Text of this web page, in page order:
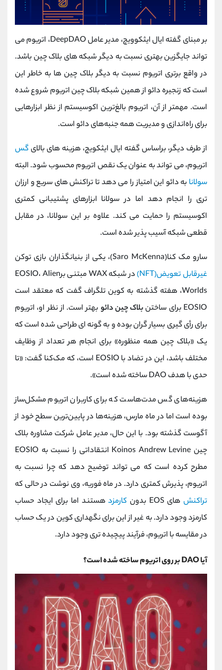
بر مبنای گفته ایال ایثکوویچ، مدیر عامل DeepDAO، اتریوم می
تواند جایگزین بهتری نسبت به دیگر شبکه های بلاک چین باشد.
در واقع برتری اتریوم نسبت به دیگر بلاک چین ها به خاطر این
است که زنجیره دائو از همین شبکه بلاک چین اتریوم شروع شده
است. مهمتر از آن، اتریوم بالغ‌ترین اکوسیستم از نظر ابزارهایی
برای راه‌اندازی و مدیریت همه جنبه‌های دائو است.
از طرف دیگر، براساس گفته ایال ایثکویچ، هزینه های بالایگس
اتریوم، می تواند به عنوان یک نقص اتریوم محسوب شود. البته
سولانا به دائو این امتیاز را می دهد تا تراکنش های سریع و ارزان
تری را انجام دهد اما در سولانا ابزارهای پشتیبانی کمتری
اکوسیستم را حمایت می کند. علاوه بر این سولانا، در مقابل
قطعی شبکه آسیب پذیر شده است.
سارو مک کنا(Saro McKenna)، یکی از بنیانگذاران بازی توکن
غیرقابل تعویض(NFT)
در شبکه WAX مبتنی برEOSIO، Alien
Worlds، هفته گذشته به کوین تلگراف گفت که معتقد است
EOSIO برای ساختن
بلاک چین دائو بهتر است. از نظر او، اتریوم
برای رأی گیری بسیار گران بوده و به گونه ای طراحی شده است که
یک «بلاک چین همه منظوره» برای انجام هر تعداد از وظایف
مختلف باشد، این در تضاد با EOSIO است، که مک‌کنا گفت: «تا
حدی با هدف DAO ساخته شده است».
هزینه‌های گس مدت‌هاست که برای کاربران اتریوم مشکل‌ساز
بوده است اما در ماه مارس، هزینه‌ها در پایین‌ترین سطح خود از
آگوست گذشته بود. با این حال، مدیر عامل شرکت مشاوره بلاک
چین Koinos Andrew Levine انتقاداتی را نسبت به EOSIO
مطرح کرده است که می تواند توضیح دهد که چرا نسبت به
اتریوم، پذیرش کمتری دارد. در ماه فوریه، وی نوشت در حالی که
تراکنشهای EOS بدون کارمزدهستند اما برای ایجاد حساب
کارمزد وجود دارد. به غیر از این برای نگهداری کوین در یک حساب
در مقایسه با اتریوم، فرآیند پیچیده تری وجود دارد.
آیا DAO بر روی اتریوم ساخته شده است؟